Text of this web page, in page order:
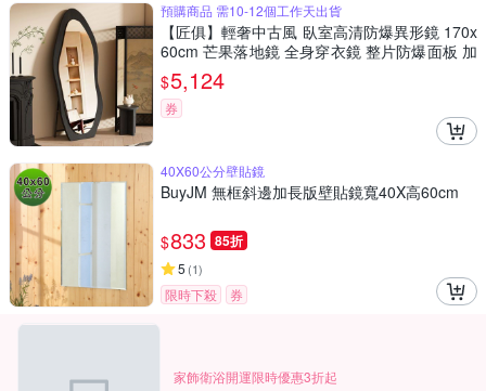
預購商品 需10-12個工作天出貨
【匠俱】輕奢中古風 臥室高清防爆異形鏡 170x
60cm 芒果落地鏡 全身穿衣鏡 整片防爆面板 加
厚底盤 穩固不搖晃
$5,124
券
40X60公分壁貼鏡
BuyJM 無框斜邊加長版壁貼鏡寬40X高60cm
$833 85折
5 (1)
限時下殺 券
家飾衛浴開運限時優惠3折起